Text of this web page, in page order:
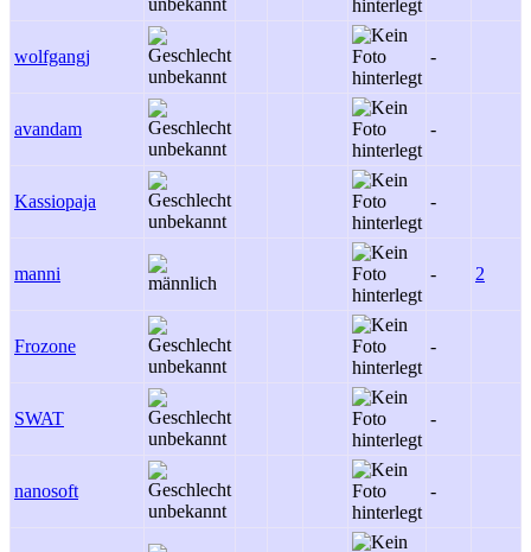
wolfgangj -
avandam -
Kassiopaja -
manni - 2
Frozone -
SWAT -
nanosoft -